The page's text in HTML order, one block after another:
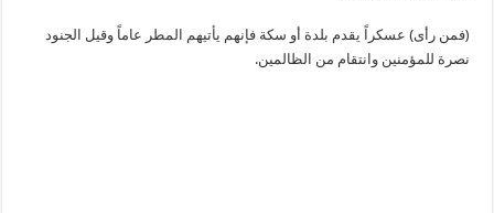
(فمن رأى) عسكراً يقدم بلدة أو سكة فإنهم يأتيهم المطر عاماً وقيل الجنود
نصرة للمؤمنين وانتقام من الظالمين.